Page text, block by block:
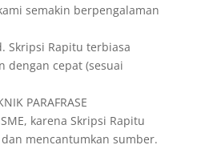
semakin berpengalaman
Skripsi Rapitu terbiasa
dengan cepat (sesuai
PARAFRASE
karena Skripsi Rapitu
mencantumkan sumber.